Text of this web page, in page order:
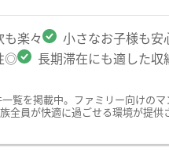
楽々
小さなお子様も安
◎ 長期滞在にも適した収
を掲載中。ファミリー向けの
員が快適に過ごせる環境が提